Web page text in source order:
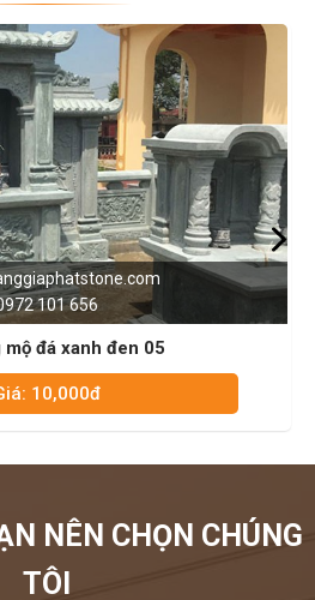
Khu lăng mộ đá xanh
NÊN CHỌN CHÚNG
TÔI